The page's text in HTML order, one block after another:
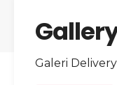
Galeri